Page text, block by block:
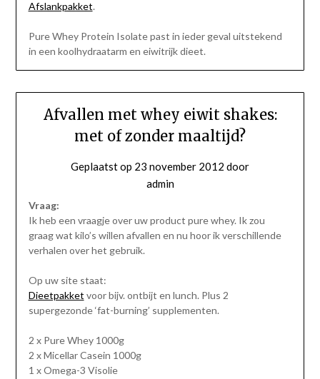
Afslankpakket.
Pure Whey Protein Isolate past in ieder geval uitstekend
in een koolhydraatarm en eiwitrijk dieet.
Afvallen met whey eiwit shakes:
met of zonder maaltijd?
Geplaatst op 23 november 2012 door
admin
Vraag:
Ik heb een vraagje over uw product pure whey. Ik zou
graag wat kilo’s willen afvallen en nu hoor ik verschillende
verhalen over het gebruik.
Op uw site staat:
Dieetpakket voor bijv. ontbijt en lunch. Plus 2
supergezonde ‘fat-burning’ supplementen.
2 x Pure Whey 1000g
2 x Micellar Casein 1000g
1 x Omega-3 Visolie